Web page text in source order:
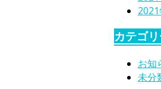
カテゴ
お知
未分